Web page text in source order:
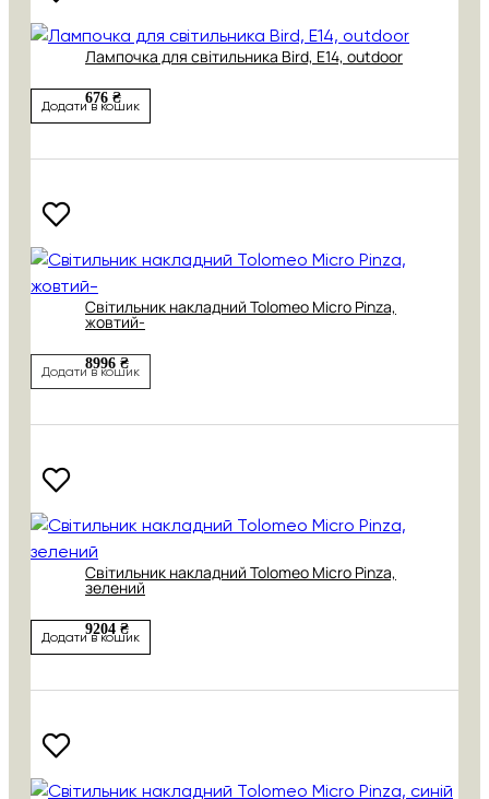
Лампочка для світильника Bird, Е14, outdoor
676 ₴
Додати в кошик
Світильник накладний Tolomeo Micro Pinza,
жовтий-
8996 ₴
Додати в кошик
Світильник накладний Tolomeo Micro Pinza,
зелений
9204 ₴
Додати в кошик